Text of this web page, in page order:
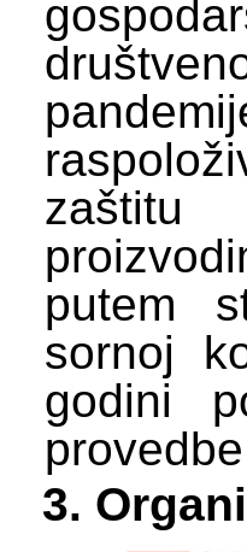
zaštitu
putem
sornoj
godini